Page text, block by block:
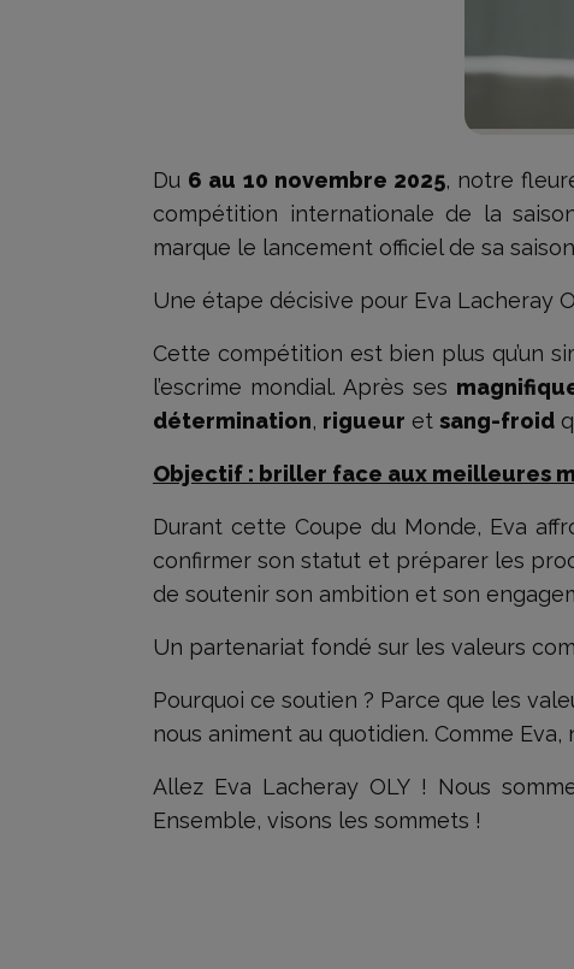
Du 6 au 10 novembre 2025, notre
compétition internationale de la
marque le lancement officiel de sa
Une étape décisive pour Eva Lacheray
Cette compétition est bien plus qu’un
l’escrime mondial. Après ses
détermination, rigueur et sang-froid
Objectif : briller face aux meilleures
Durant cette Coupe du Monde, Eva
confirmer son statut et préparer les
de soutenir son ambition et son
Un partenariat fondé sur les valeurs
Pourquoi ce soutien ? Parce que les
nous animent au quotidien. Comme
Allez Eva Lacheray OLY ! Nous
Ensemble, visons les sommets !